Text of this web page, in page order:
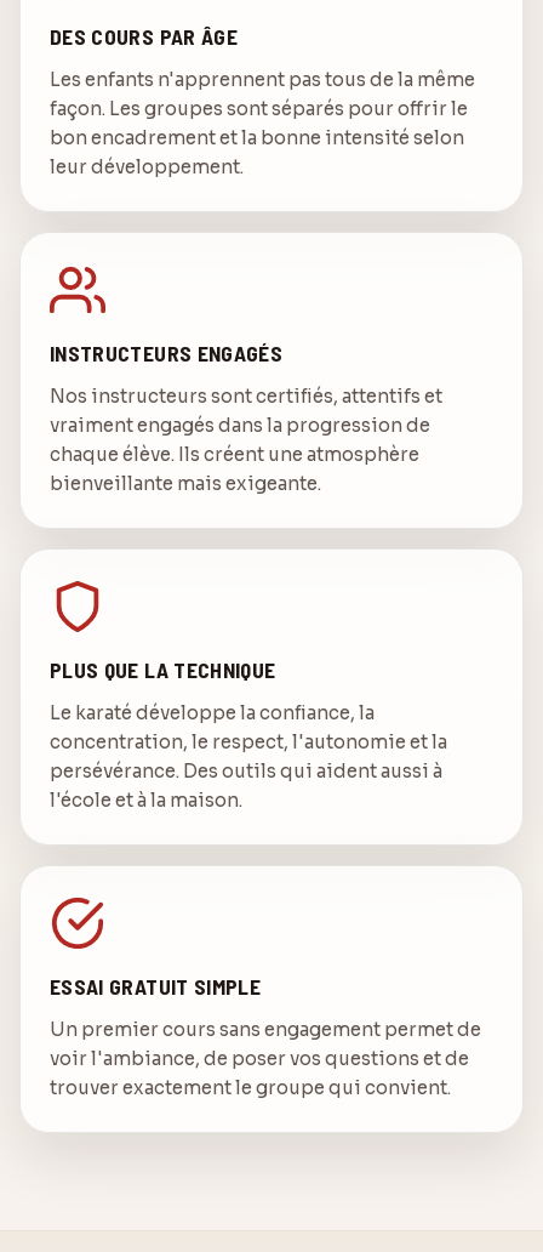
DES COURS PAR ÂGE
Les enfants n'apprennent pas tous de la même
façon. Les groupes sont séparés pour offrir le
bon encadrement et la bonne intensité selon
leur développement.
INSTRUCTEURS ENGAGÉS
Nos instructeurs sont certifiés, attentifs et
vraiment engagés dans la progression de
chaque élève. Ils créent une atmosphère
bienveillante mais exigeante.
PLUS QUE LA TECHNIQUE
Le karaté développe la confiance, la
concentration, le respect, l'autonomie et la
persévérance. Des outils qui aident aussi à
l'école et à la maison.
ESSAI GRATUIT SIMPLE
Un premier cours sans engagement permet de
voir l'ambiance, de poser vos questions et de
trouver exactement le groupe qui convient.